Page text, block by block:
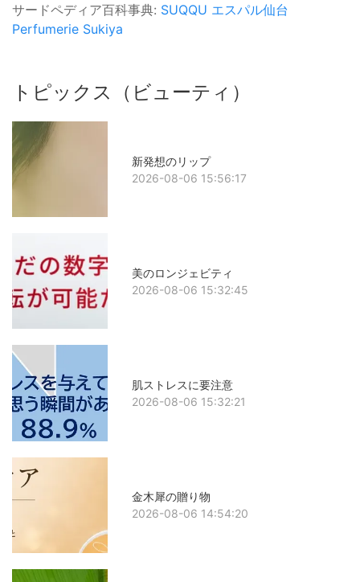
サードペディア百科事典: SUQQU エスパル仙台
Perfumerie Sukiya
トピックス（ビューティ）
新発想のリップ
2026-08-06 15:56:17
美のロンジェビティ
2026-08-06 15:32:45
肌ストレスに要注意
2026-08-06 15:32:21
金木犀の贈り物
2026-08-06 14:54:20